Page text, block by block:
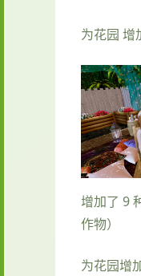
为花园 增
增加了 9
作物）
为花园增